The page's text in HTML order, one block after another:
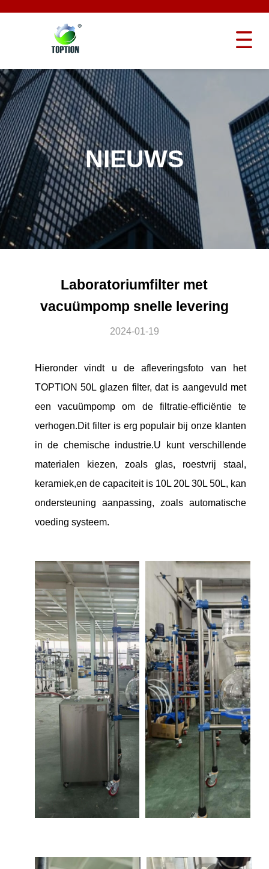
NIEUWS
Laboratoriumfilter met
vacuümpomp snelle levering
2024-01-19
Hieronder vindt u de afleveringsfoto van het
TOPTION 50L glazen filter, dat is aangevuld met
een vacuümpomp om de filtratie-efficiëntie te
verhogen.Dit filter is erg populair bij onze klanten
in de chemische industrie.U kunt verschillende
materialen kiezen, zoals glas, roestvrij staal,
keramiek,en de capaciteit is 10L 20L 30L 50L, kan
ondersteuning aanpassing, zoals automatische
voeding systeem.